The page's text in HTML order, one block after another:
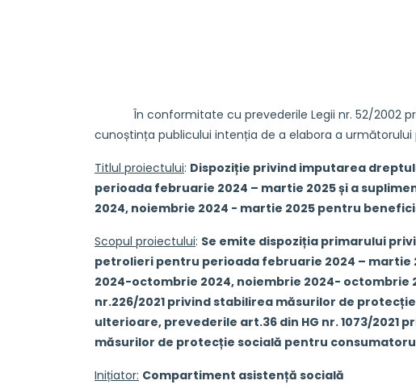
În conformitate cu prevederile Legii nr. 52/2002
cunoștința publicului intenția de a elabora a
Titlul proiectului: Dispoziție privind imputarea
perioada februarie 2024 – martie 2025 și a
2024, noiembrie 2024 - martie 2025 pentru
Scopul proiectului: Se emite dispoziția primarului
petrolieri pentru perioada februarie 2024 –
2024-octombrie 2024, noiembrie 2024- octombrie
nr.226/2021 privind stabilirea măsurilor de
ulterioare, prevederile art.36 din HG nr. 1073/2021
măsurilor de protecție socială pentru
Inițiator: Compartiment asistență socială